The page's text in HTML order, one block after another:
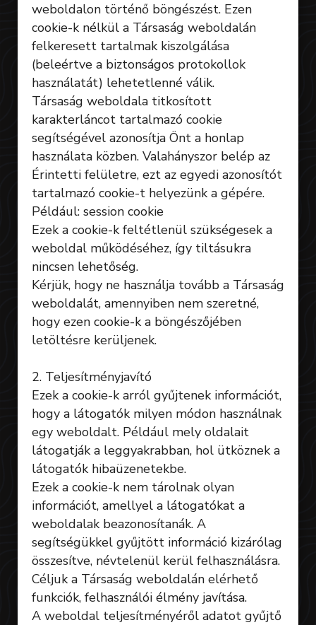
weboldalon történő böngészést. Ezen
cookie-k nélkül a Társaság weboldalán
felkeresett tartalmak kiszolgálása
(beleértve a biztonságos protokollok
használatát) lehetetlenné válik.
Társaság weboldala titkosított
karakterláncot tartalmazó cookie
segítségével azonosítja Önt a honlap
használata közben. Valahányszor belép az
Érintetti felületre, ezt az egyedi azonosítót
tartalmazó cookie-t helyezünk a gépére.
Például: session cookie
Ezek a cookie-k feltétlenül szükségesek a
weboldal működéséhez, így tiltásukra
nincsen lehetőség.
Kérjük, hogy ne használja tovább a Társaság
weboldalát, amennyiben nem szeretné,
hogy ezen cookie-k a böngészőjében
letöltésre kerüljenek.
2. Teljesítményjavító
Ezek a cookie-k arról gyűjtenek információt,
hogy a látogatók milyen módon használnak
egy weboldalt. Például mely oldalait
látogatják a leggyakrabban, hol ütköznek a
látogatók hibaüzenetekbe.
Ezek a cookie-k nem tárolnak olyan
információt, amellyel a látogatókat a
weboldalak beazonosítanák. A
segítségükkel gyűjtött információ kizárólag
összesítve, névtelenül kerül felhasználásra.
Céljuk a Társaság weboldalán elérhető
funkciók, felhasználói élmény javítása.
A weboldal teljesítményéről adatot gyűjtő